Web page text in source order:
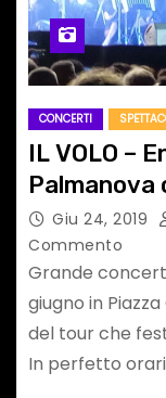
CONCERTI
IL VOLO –
Palmanova
Giu 24, 2019
Commento
Grande
giugno in
del tour che
In perfetto